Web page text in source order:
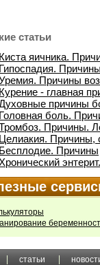
статьи
Киста яичника.
Гипоспадия.
Причины
Курение - главная
причины
Головная боль.
Причины.
Целиакия. Причины,
Бесплодие. Причины
статьи